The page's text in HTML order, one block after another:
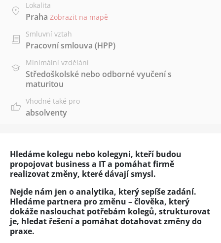
Lokalita
Praha Zobrazit na mapě
Smluvní vztah
Pracovní smlouva (HPP)
Minimální vzdělání
Středoškolské nebo odborné vyučení s
maturitou
Vhodné také pro
absolventy
Hledáme kolegu nebo kolegyni, kteří budou
propojovat business a IT a pomáhat firmě
realizovat změny, které dávají smysl.
Nejde nám jen o analytika, který sepíše zadání.
Hledáme partnera pro změnu – člověka, který
dokáže naslouchat potřebám kolegů, strukturovat
je, hledat řešení a pomáhat dotahovat změny do
praxe.